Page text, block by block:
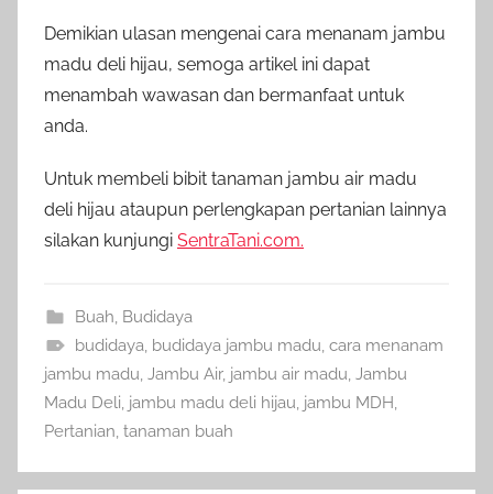
Demikian ulasan mengenai cara menanam jambu
madu deli hijau, semoga artikel ini dapat
menambah wawasan dan bermanfaat untuk
anda.
Untuk membeli bibit tanaman jambu air madu
deli hijau ataupun perlengkapan pertanian lainnya
silakan kunjungi SentraTani.com.
Buah, Budidaya
budidaya, budidaya jambu madu, cara menanam
jambu madu, Jambu Air, jambu air madu, Jambu
Madu Deli, jambu madu deli hijau, jambu MDH,
Pertanian, tanaman buah